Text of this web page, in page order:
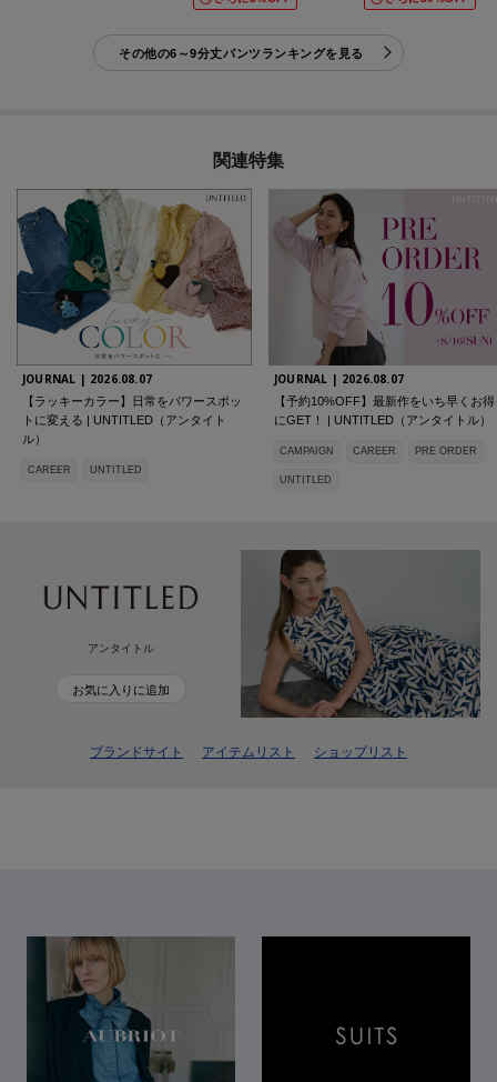
その他の6～9分丈パンツランキングを見る
関連特集
JOURNAL | 2026.08.07
【ラッキーカラー】日常をパワースポッ
トに変える | UNTITLED（アンタイト
ル）
CAREER UNTITLED
JOURNAL | 2026.08.07
【予約10%OFF】最新作をいち早くお得
にGET！ | UNTITLED（アンタイトル）
CAMPAIGN CAREER PRE ORDER
UNTITLED
アンタイトル
お気に入りに追加
ブランドサイト アイテムリスト ショップリスト